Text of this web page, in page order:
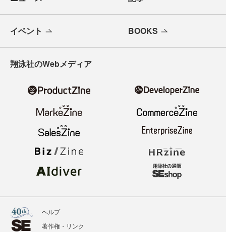
イベント BOOKS
翔泳社のWebメディア
ヘルプ
著作権・リンク